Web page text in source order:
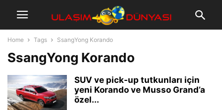
Home Tags SsangYong Korando
SsangYong Korando
SUV ve pick-up tutkunları için
yeni Korando ve Musso Grand’a
özel...